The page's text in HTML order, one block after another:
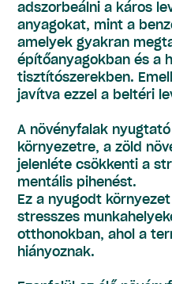
adszorbeálni a káros
anyagokat, mint a
amelyek gyakran
építőanyagokban és a
tisztítószerekben.
javítva ezzel a beltéri
A növényfalak
környezetre, a zöld
jelenléte csökkenti a
mentális pihenést.
Ez a nyugodt
stresszes
otthonokban, ahol a
hiányoznak.